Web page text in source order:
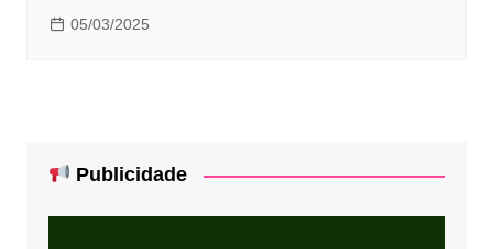
05/03/2025
Publicidade